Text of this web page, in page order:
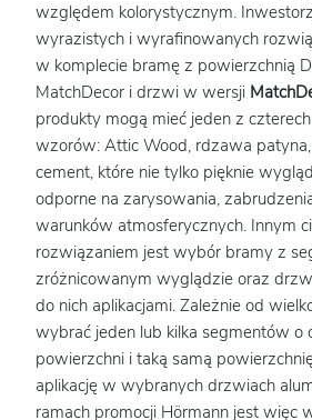
względem kolorystycznym.
wyrazistych i wyrafinowanych
w komplecie bramę z powierzchnią
MatchDecor i drzwi w wersji
produkty mogą mieć jeden z
wzorów: Attic Wood, rdzawa
cement, które nie tylko pięknie
odporne na zarysowania,
warunków atmosferycznych. Innym
rozwiązaniem jest wybór bramy z
zróżnicowanym wyglądzie oraz
do nich aplikacjami. Zależnie od
wybrać jeden lub kilka segmentów o
powierzchni i taką samą
aplikację w wybranych drzwiach
ramach promocji Hörmann jest więc